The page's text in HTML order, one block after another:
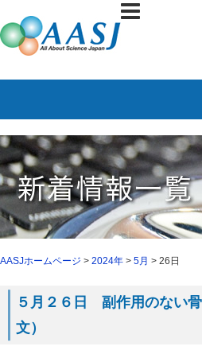
AASJホームページ > 2024年 > 5月 > 26日
５月２６日 副作用のない
文）